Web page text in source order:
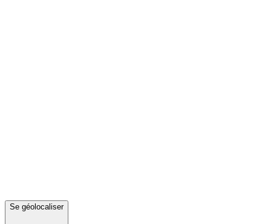
Se géolocaliser